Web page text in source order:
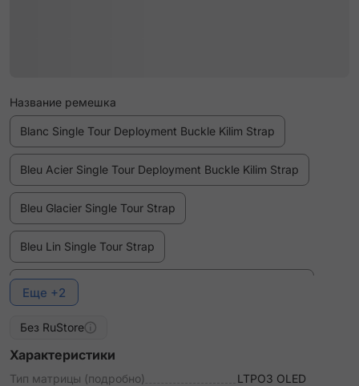
Название ремешка
Blanc Single Tour Deployment Buckle Kilim Strap
Bleu Acier Single Tour Deployment Buckle Kilim Strap
Bleu Glacier Single Tour Strap
Bleu Lin Single Tour Strap
Bleu Pastel Single Tour Deployment Buckle Kilim Strap
Bordeaux Single Tour Deployment Buckle Kilim Strap
Ebene Single Tour Deployment Buckle Strap
Еще +2
Без RuStore
Характеристики
Тип матрицы (подробно)
LTPO3 OLED